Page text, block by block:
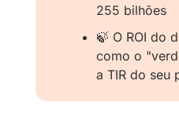
255 bilhões
🍃 O ROI do
como o
a TIR do seu